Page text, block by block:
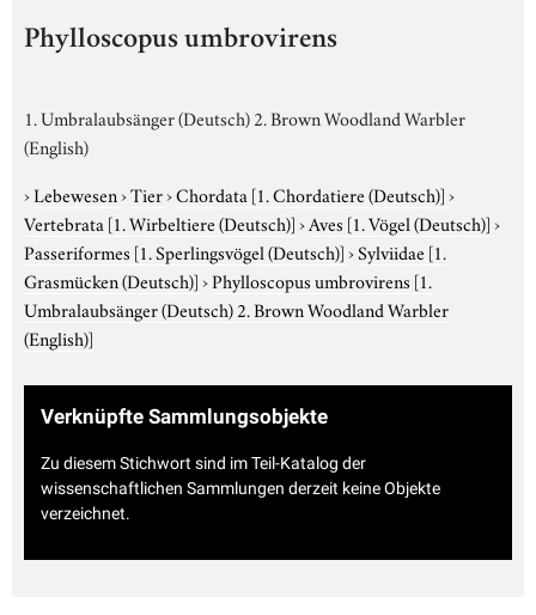
Phylloscopus umbrovirens
1. Umbralaubsänger (Deutsch) 2. Brown Woodland Warbler
(English)
›Lebewesen›Tier›Chordata [1. Chordatiere (Deutsch)]›
Vertebrata [1. Wirbeltiere (Deutsch)]›Aves [1. Vögel (Deutsch)]›
Passeriformes [1. Sperlingsvögel (Deutsch)]›Sylviidae [1.
Grasmücken (Deutsch)]›Phylloscopus umbrovirens [1.
Umbralaubsänger (Deutsch) 2. Brown Woodland Warbler
(English)]
Verknüpfte Sammlungsobjekte
Zu diesem Stichwort sind im Teil-Katalog der
wissenschaftlichen Sammlungen derzeit keine Objekte
verzeichnet.